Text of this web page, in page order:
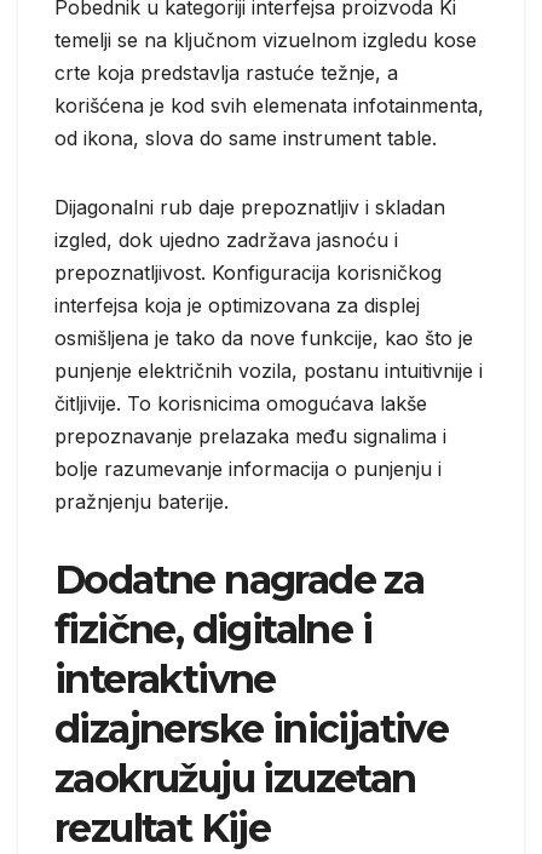
Pobednik u kategoriji interfejsa proizvoda Ki
temelji se na ključnom vizuelnom izgledu kose
crte koja predstavlja rastuće težnje, a
korišćena je kod svih elemenata infotainmenta,
od ikona, slova do same instrument table.
Dijagonalni rub daje prepoznatljiv i skladan
izgled, dok ujedno zadržava jasnoću i
prepoznatljivost. Konfiguracija korisničkog
interfejsa koja je optimizovana za displej
osmišljena je tako da nove funkcije, kao što je
punjenje električnih vozila, postanu intuitivnije i
čitljivije. To korisnicima omogućava lakše
prepoznavanje prelazaka među signalima i
bolje razumevanje informacija o punjenju i
pražnjenju baterije.
Dodatne nagrade za
fizične, digitalne i
interaktivne
dizajnerske inicijative
zaokružuju izuzetan
rezultat Kije